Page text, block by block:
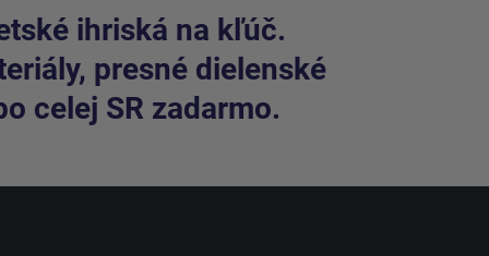
ihriská na kľúč.
presné dielenské
celej SR zadarmo.